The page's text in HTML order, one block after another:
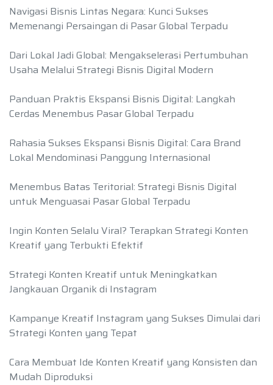
Navigasi Bisnis Lintas Negara: Kunci Sukses
Memenangi Persaingan di Pasar Global Terpadu
Dari Lokal Jadi Global: Mengakselerasi Pertumbuhan
Usaha Melalui Strategi Bisnis Digital Modern
Panduan Praktis Ekspansi Bisnis Digital: Langkah
Cerdas Menembus Pasar Global Terpadu
Rahasia Sukses Ekspansi Bisnis Digital: Cara Brand
Lokal Mendominasi Panggung Internasional
Menembus Batas Teritorial: Strategi Bisnis Digital
untuk Menguasai Pasar Global Terpadu
Ingin Konten Selalu Viral? Terapkan Strategi Konten
Kreatif yang Terbukti Efektif
Strategi Konten Kreatif untuk Meningkatkan
Jangkauan Organik di Instagram
Kampanye Kreatif Instagram yang Sukses Dimulai dari
Strategi Konten yang Tepat
Cara Membuat Ide Konten Kreatif yang Konsisten dan
Mudah Diproduksi